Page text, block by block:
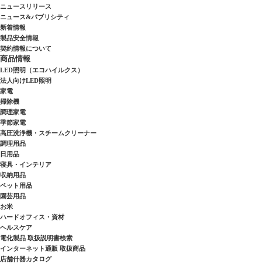
ニュースリリース
ニュース&パブリシティ
新着情報
製品安全情報
契約情報について
商品情報
LED照明（エコハイルクス）
法人向けLED照明
家電
掃除機
調理家電
季節家電
高圧洗浄機・スチームクリーナー
調理用品
日用品
寝具・インテリア
収納用品
ペット用品
園芸用品
お米
ハードオフィス・資材
ヘルスケア
電化製品 取扱説明書検索
インターネット通販 取扱商品
店舗什器カタログ